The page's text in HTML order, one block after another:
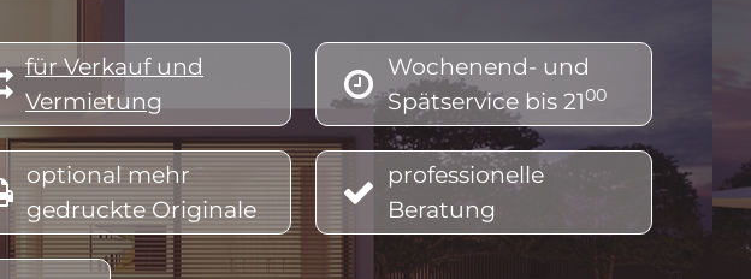
energieausweis bei verkauf, energieausweis berechnen online, energieausweis bei schenkung, energieausweis co2, energieausweis c gut oder schlecht,
erneuern, energieausweis eigentumswohnung, energieausweis für altes haus, energieausweis förderung, energieausweis für altes haus nötig,
kosten, energieausweis für sanierung, energieausweis gültigkeit, energieausweis gmunden, energieausweis gesetz, energieausweis gültigkeit österreich,
hausverkauf, energieausweis haus österreich, energieausweis hauskauf, energieausweis haus erstellen, energieausweis interpretieren, energieausweis
linz, energieausweis land oö, energieausweis machen lassen, energieausweis miete, energieausweis mehrfamilienhaus, energieausweis mischgebäude,
für Verkauf und
Vermietung

Wochenend- und
Spätservice bis 2100
optional mehr
gedruckte Originale

professionelle
Beratung